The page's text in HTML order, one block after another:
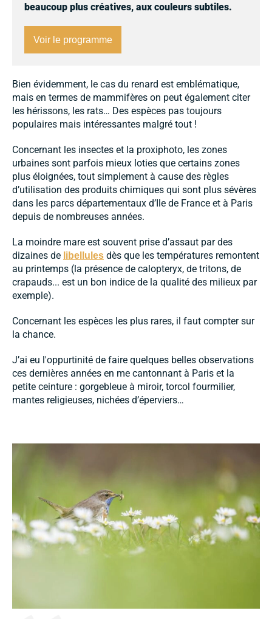
beaucoup plus créatives, aux couleurs subtiles.
Voir le programme
Bien évidemment, le cas du renard est emblématique,
mais en termes de mammifères on peut également citer
les hérissons, les rats… Des espèces pas toujours
populaires mais intéressantes malgré tout !
Concernant les insectes et la proxiphoto, les zones
urbaines sont parfois mieux loties que certains zones
plus éloignées, tout simplement à cause des règles
d’utilisation des produits chimiques qui sont plus sévères
dans les parcs départementaux d’Ile de France et à Paris
depuis de nombreuses années.
La moindre mare est souvent prise d’assaut par des
dizaines de libellules dès que les températures remontent
au printemps (la présence de calopteryx, de tritons, de
crapauds... est un bon indice de la qualité des milieux par
exemple).
Concernant les espèces les plus rares, il faut compter sur
la chance.
J’ai eu l'oppurtinité de faire quelques belles observations
ces dernières années en me cantonnant à Paris et la
petite ceinture : gorgebleue à miroir, torcol fourmilier,
mantes religieuses, nichées d’éperviers…